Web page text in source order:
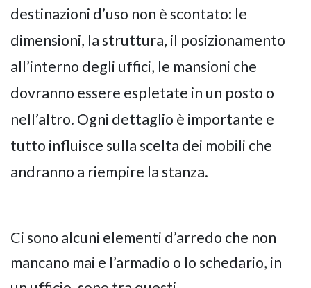
destinazioni d’uso non è scontato: le
dimensioni, la struttura, il posizionamento
all’interno degli uffici, le mansioni che
dovranno essere espletate in un posto o
nell’altro. Ogni dettaglio è importante e
tutto influisce sulla scelta dei mobili che
andranno a riempire la stanza.
Ci sono alcuni elementi d’arredo che non
mancano mai e l’armadio o lo schedario, in